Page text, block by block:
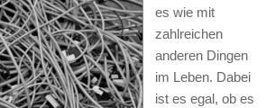
es wie mit
zahlreichen
anderen Dingen
im Leben. Dabei
ist es egal, ob es